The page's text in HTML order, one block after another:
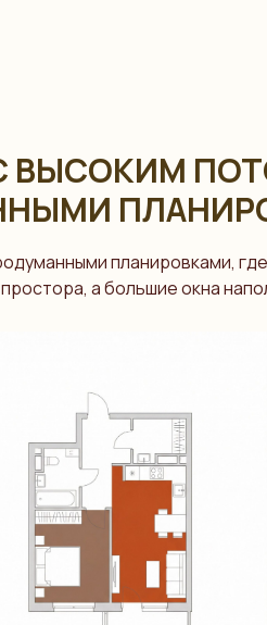
ВЫСОКИМ
планировками,
а большие окна